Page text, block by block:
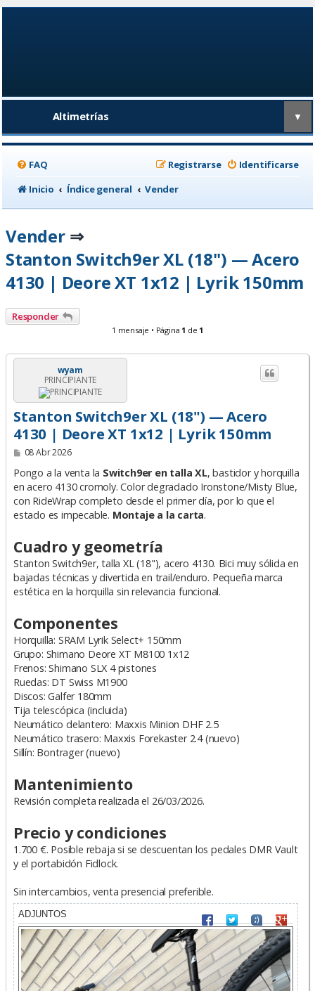
Altimetrías ▼
FAQ Identificarse
Registrarse
Inicio
Índice general Vender
Vender⇒
Stanton Switch9er XL (18") — Acero
4130 | Deore XT 1x12 | Lyrik 150mm
Responder
1 mensaje • Página 1 de 1
wyam
PRINCIPIANTE
Stanton Switch9er XL (18") — Acero
4130 | Deore XT 1x12 | Lyrik 150mm
M
n
a
j
e
08 Abr 2026
Pongo a la venta la Switch9er en talla XL, bastidor y horquilla
en acero 4130 cromoly. Color degradado Ironstone/Misty Blue,
con RideWrap completo desde el primer día, por lo que el
estado es impecable. Montaje a la carta.
Cuadro y geometría
Stanton Switch9er, talla XL (18"), acero 4130. Bici muy sólida en
bajadas técnicas y divertida en trail/enduro. Pequeña marca
estética en la horquilla sin relevancia funcional.
Componentes
Horquilla: SRAM Lyrik Select+ 150mm
Grupo: Shimano Deore XT M8100 1x12
Frenos: Shimano SLX 4 pistones
Ruedas: DT Swiss M1900
Discos: Galfer 180mm
Tija telescópica (incluida)
Neumático delantero: Maxxis Minion DHF 2.5
Neumático trasero: Maxxis Forekaster 2.4 (nuevo)
Sillín: Bontrager (nuevo)
Mantenimiento
Revisión completa realizada el 26/03/2026.
Precio y condiciones
1.700 €. Posible rebaja si se descuentan los pedales DMR Vault
y el portabidón Fidlock.
Sin intercambios, venta presencial preferible.
ADJUNTOS